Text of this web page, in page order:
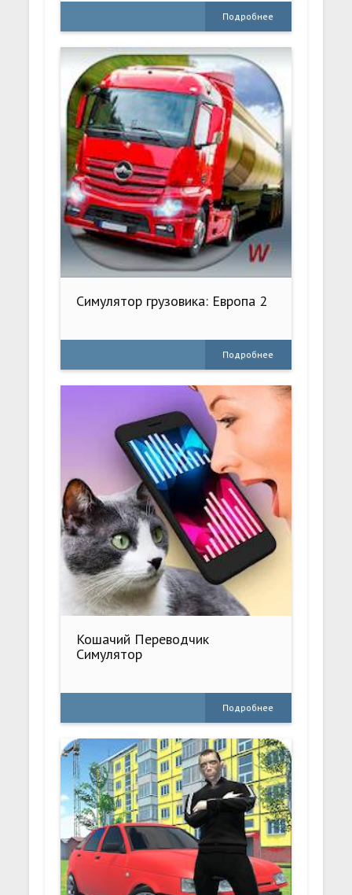
Подробнее
Симулятор грузовика: Европа 2
Подробнее
Кошачий Переводчик
Симулятор
Подробнее